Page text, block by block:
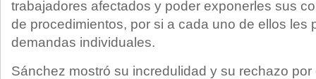
trabajadores afectados y poder exponerles sus
de procedimientos, por si a cada uno de ellos les
demandas individuales.
Sánchez mostró su incredulidad y su rechazo